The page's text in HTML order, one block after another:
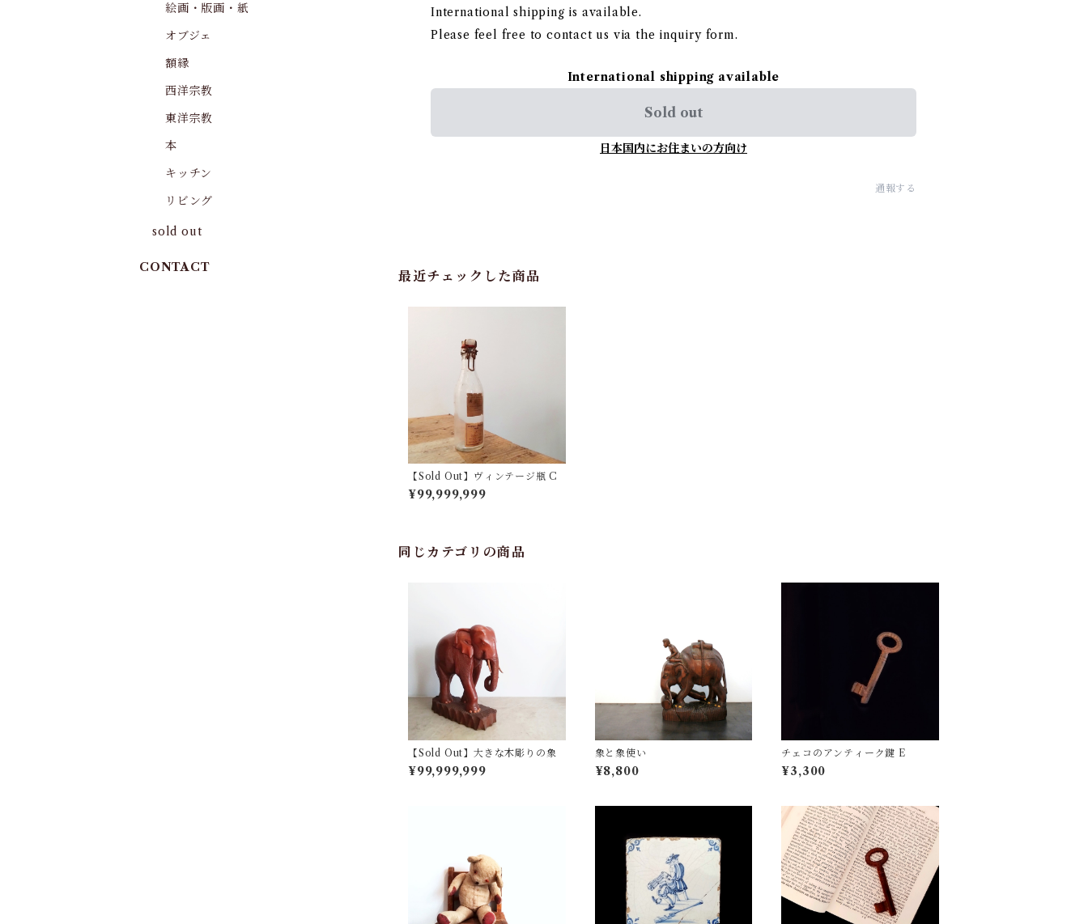
International shipping is available.
Please feel free to contact us via the inquiry form.
International shipping available
Sold out
日本国内にお住まいの方向け
通報する
最近チェックした商品
【Sold Out】ヴィンテージ瓶 C
¥99,999,999
同じカテゴリの商品
【Sold Out】大きな木彫りの象
¥99,999,999
象と象使い
¥8,800
チェコのアンティーク鍵 E
¥3,300
絵画・版画・紙
オブジェ
額縁
西洋宗教
東洋宗教
本
キッチン
リビング
sold out
CONTACT